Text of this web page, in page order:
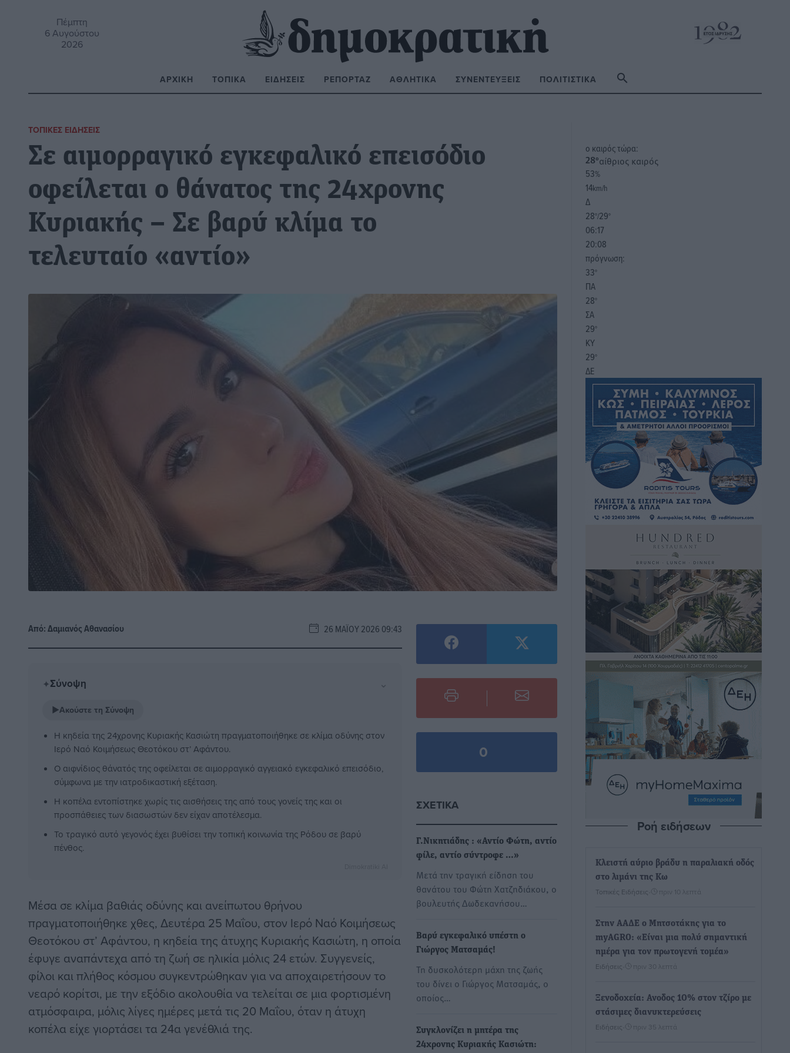
Πέμπτη
6 Αυγούστου
2026
ΑΡΧΙΚΉ ΤΟΠΙΚΆ ΕΙΔΉΣΕΙΣ ΡΕΠΟΡΤΆΖ ΑΘΛΗΤΙΚΆ ΣΥΝΕΝΤΕΎΞΕΙΣ ΠΟΛΙΤΙΣΤΙΚΆ
ΤΟΠΙΚΈΣ ΕΙΔΉΣΕΙΣ
Σε αιμορραγικό εγκεφαλικό επεισόδιο
οφείλεται ο θάνατος της 24χρονης
Κυριακής – Σε βαρύ κλίμα το
τελευταίο «αντίο»
Από:Δαμιανός Αθανασίου 26 ΜΑΪ́ΟΥ 2026 09:43
✦Σύνοψη ⌄
▶Ακούστε τη Σύνοψη
Η κηδεία της 24χρονης Κυριακής Κασιώτη πραγματοποιήθηκε σε κλίμα οδύνης στον
Ιερό Ναό Κοιμήσεως Θεοτόκου στ’ Αφάντου.
Ο αιφνίδιος θάνατός της οφείλεται σε αιμορραγικό αγγειακό εγκεφαλικό επεισόδιο,
σύμφωνα με την ιατροδικαστική εξέταση.
Η κοπέλα εντοπίστηκε χωρίς τις αισθήσεις της από τους γονείς της και οι
προσπάθειες των διασωστών δεν είχαν αποτέλεσμα.
Το τραγικό αυτό γεγονός έχει βυθίσει την τοπική κοινωνία της Ρόδου σε βαρύ
πένθος.
Μέσα σε κλίμα βαθιάς οδύνης και ανείπωτου θρήνου
πραγματοποιήθηκε χθες, Δευτέρα 25 Μαΐου, στον Ιερό Ναό Κοιμήσεως
Θεοτόκου στ’ Αφάντου, η κηδεία της άτυχης Κυριακής Κασιώτη, η οποία
έφυγε αναπάντεχα από τη ζωή σε ηλικία μόλις 24 ετών. Συγγενείς,
φίλοι και πλήθος κόσμου συγκεντρώθηκαν για να αποχαιρετήσουν το
νεαρό κορίτσι, με την εξόδιο ακολουθία να τελείται σε μια φορτισμένη
ατμόσφαιρα, μόλις λίγες ημέρες μετά τις 20 Μαΐου, όταν η άτυχη
κοπέλα είχε γιορτάσει τα 24α γενέθλιά της.
0
ΣΧΕΤΙΚΆ
Γ.Νικητιάδης : «Αντίο Φώτη, αντίο
φίλε, αντίο σύντροφε …»
Μετά την τραγική είδηση του
θανάτου του Φώτη Χατζηδιάκου, ο
βουλευτής Δωδεκανήσου…
Βαρύ εγκεφαλικό υπέστη ο
Γιώργος Ματσαμάς!
Τη δυσκολότερη μάχη της ζωής
του δίνει ο Γιώργος Ματσαμάς, ο
οποίος…
Συγκλονίζει η μητέρα της
24χρονης Κυριακής Κασιώτη:
o καιρός τώρα:
28°αίθριος καιρός
53%
14km/h
Δ
28°/29°
06:17
20:08
πρόγνωση:
33°
ΠΑ
28°
ΣΑ
29°
ΚΥ
29°
ΔΕ
Ροή ειδήσεων
Κλειστή αύριο βράδυ η παραλιακή οδός
στο λιμάνι της Κω
Τοπικές Ειδήσεις πριν 10 λεπτά
Στην ΑΑΔΕ ο Μητσοτάκης για το
myAGRO: «Είναι μια πολύ σημαντική
ημέρα για τον πρωτογενή τομέα»
Ειδήσεις πριν 30 λεπτά
Ξενοδοχεία: Ανοδος 10% στον τζίρο με
στάσιμες διανυκτερεύσεις
Ειδήσεις πριν 35 λεπτά